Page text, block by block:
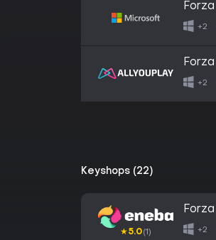
+2
+2
Keyshops (22)
★5.0(1) +2